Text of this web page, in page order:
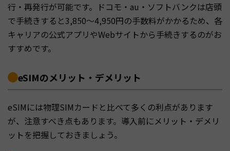
行・再発行が可能です。ドコモ・au・ソフトバンクは店頭
で手続きすると3,850〜4,950円の手数料がかかるため、各
キャリアの公式アプリやWebサイトから手続きするのがお
すすめです。
eSIMのメリット・デメリット
eSIMには物理SIMカードと比べて多くの利点があります
が、注意すべき点もあります。導入前にメリット・デメリ
ットを把握しておきましょう。